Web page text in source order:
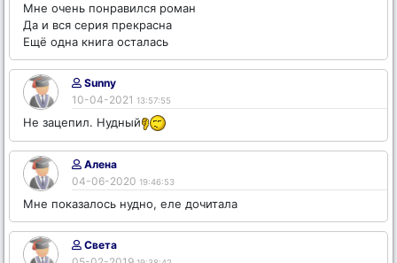
Мне очень понравился роман
Да и вся серия прекрасна
Ещё одна книга осталась
Sunny
10-04-2021 13:57:55
Не зацепил. Нудный
Алена
04-06-2020 19:46:53
Мне показалось нудно, еле дочитала
Света